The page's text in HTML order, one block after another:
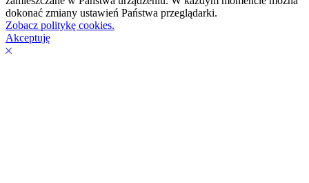
dokonać zmiany ustawień Państwa przeglądarki.
Zobacz politykę cookies.
Akceptuję